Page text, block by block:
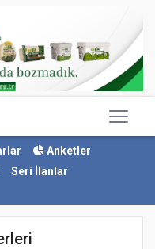
Anketler
Seri İlanlar